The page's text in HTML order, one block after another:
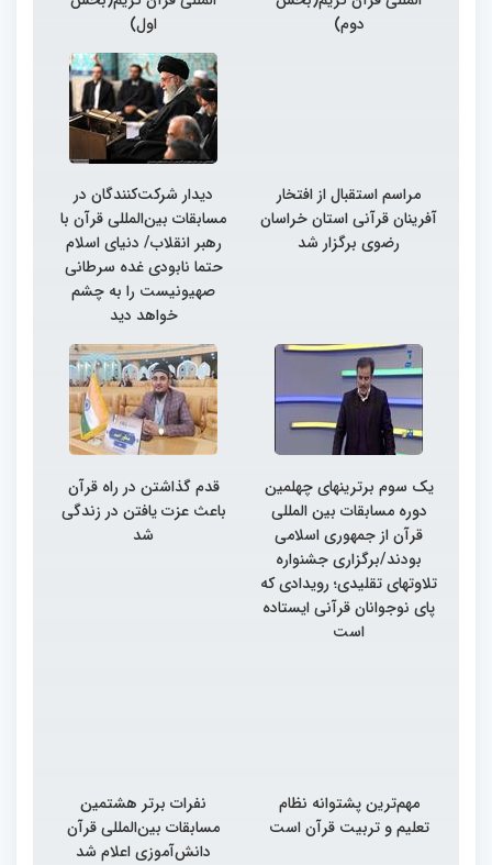
دوم)
اول)
مراسم استقبال از افتخار
آفرینان قرآنی استان خراسان
رضوی برگزار شد
دیدار شرکت‌کنندگان در
مسابقات بین‌المللی قرآن با
رهبر انقلاب/ دنیای اسلام
حتما نابودی غده سرطانی
صهیونیست را به چشم
خواهد دید
یک سوم برترینهای چهلمین
دوره مسابقات بین المللی
قرآن از جمهوری اسلامی
بودند/برگزاری جشنواره
تلاوتهای تقلیدی؛ رویدادی که
پای نوجوانان قرآنی ایستاده
است
قدم گذاشتن در راه قرآن
باعث عزت یافتن در زندگی
شد
مهم‌ترین پشتوانه نظام
تعلیم و تربیت قرآن است
نفرات برتر هشتمین
مسابقات بین‌المللی قرآن
دانش‌آموزی اعلام شد